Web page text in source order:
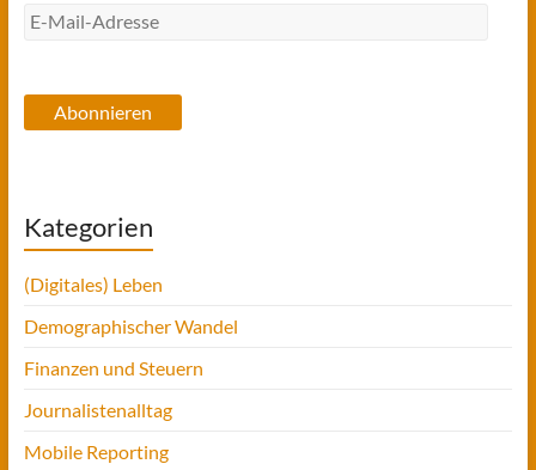
E-
Abonnieren
Kategorien
(Digitales) Leben
Demographischer Wandel
Finanzen und Steuern
Journalistenalltag
Mobile Reporting